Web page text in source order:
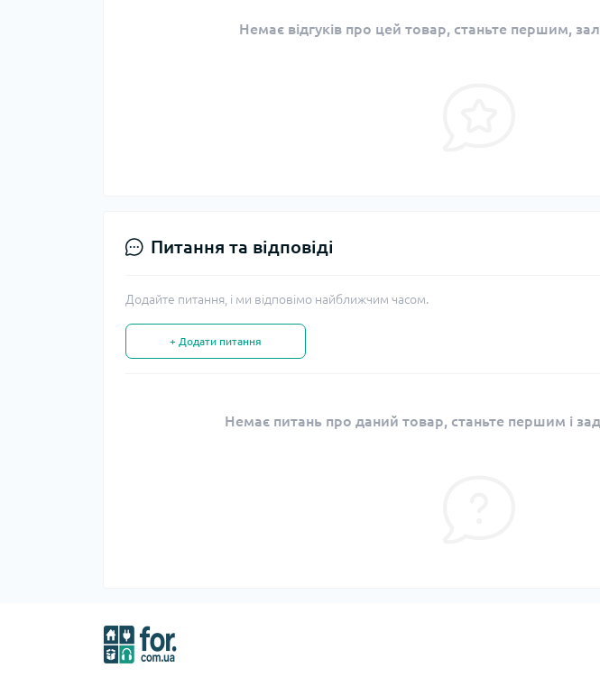
Немає відгуків про цей товар, станьте першим,
Питання та відповіді
Додайте питання, і ми відповімо найближчим часом.
+ Додати питання
Немає питань про даний товар, станьте першим і